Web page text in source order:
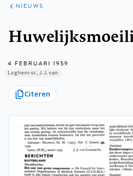
Kruimelpad
KORT
NIEUWS
4 FEBRUARI 1959
Loghem sr., J.J. van
Citeren